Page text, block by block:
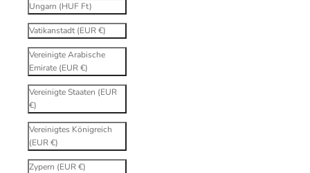
Ungarn (HUF Ft)
Vatikanstadt (EUR €)
Vereinigte Arabische
Emirate (EUR €)
Vereinigte Staaten (EUR
€)
Vereinigtes Königreich
(EUR €)
Zypern (EUR €)